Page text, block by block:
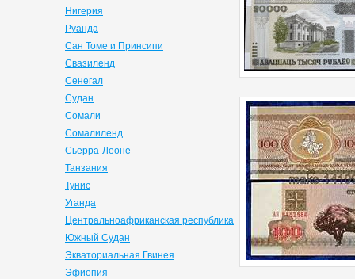
Нигерия
Руанда
Сан Томе и Принсипи
Свазиленд
Сенегал
Судан
Сомали
Сомалиленд
Сьерра-Леоне
Танзания
Тунис
Уганда
Центральноафриканская республика
Южный Судан
Экваториальная Гвинея
Эфиопия